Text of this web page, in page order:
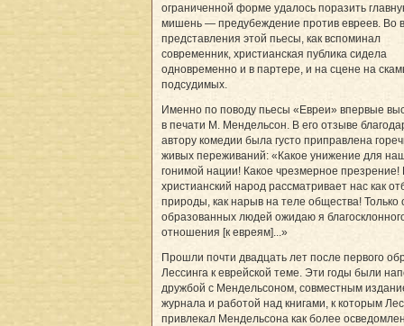
ограниченной форме удалось поразить
мишень — предубеждение против евреев. Во
представления этой пьесы, как вспоминал
современник, христианская публика сидела
одновременно и в партере, и на сцене на
подсудимых.
Именно по поводу пьесы «Евреи» впервые
в печати М. Мендельсон. В его отзыве
автору комедии была густо приправлена
живых переживаний: «Какое унижение для
гонимой нации! Какое чрезмерное презрение!
христианский народ рассматривает нас как
природы, как нарыв на теле общества! Только
образованных людей ожидаю я
отношения [к евреям]...»
Прошли почти двадцать лет после первого
Лессинга к еврейской теме. Эти годы были
дружбой с Мендельсоном, совместным
журнала и работой над книгами, к которым
привлекал Мендельсона как более